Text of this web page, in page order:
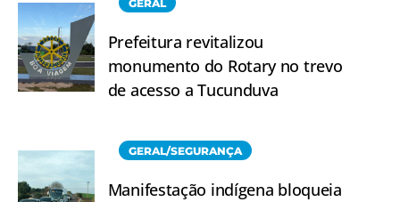
GERAL
Prefeitura revitalizou
monumento do Rotary no trevo
de acesso a Tucunduva
GERAL/SEGURANÇA
Manifestação indígena bloqueia